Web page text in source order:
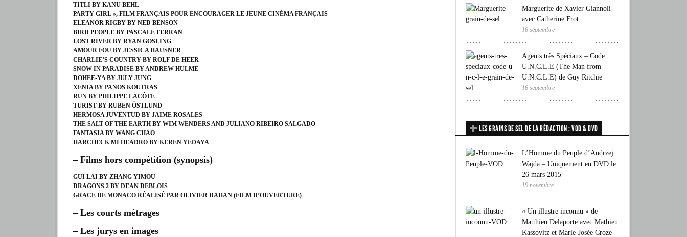
TITLI BY KANU BEHL
PARTY GIRL », FILM FRANÇAIS POUR ENCOURAGER LE JEUNE CINÉMA FRANÇAIS
ELEANOR RIGBY BY NED BENSON
BIRD PEOPLE BY PASCALE FERRAN
LOST RIVER BY RYAN GOSLING
AMOUR FOU BY JESSICA HAUSNER
CHARLIE’S COUNTRY BY ROLF DE HEER
SNOW IN PARADISE BY ANDREW HULME
DOHEE-YA BY JULY JUNG
XENIA BY PANOS KOUTRAS
RUN BY PHILIPPE LACÔTE
TURIST BY RUBEN ÖSTLUND
HERMOSA JUVENTUD BY JAIME ROSALES
THE SALT OF THE EARTH BY WIM WENDERS AND JULIANO RIBEIRO SALGADO
FANTASIA BY WANG CHAO
HARCHECK MI HEADRO BY KEREN YEDAYA
– Films hors compétition (synopsis)
GUI LAI BY ZHANG YIMOU
DRAGONS 2 BY DEAN DEBLOIS
GRACE DE MONACO RÉALISÉ PAR OLIVIER DAHAN (FILM D’OUVERTURE)
– Les courts métrages
– Les jurys en images
Marguerite de Xavier Giannoli
avec Catherine Frot
16 septembre
Agents très Spéciaux – Code
U.N.C.L.E (The Man from
U.N.C.L.E) de Guy Ritchie
16 septembre
LES GRAINS DE SEL DE LA RÉDACTION : VOD & DVD
L’Homme du Peuple d’Andrzej
Wajda – Uniquement en DVD le
26 mars 2015
19 novembre
« Un illustre inconnu » de
Matthieu Delaporte avec Mathieu
Kassovitz et Marie-Josée Croze –